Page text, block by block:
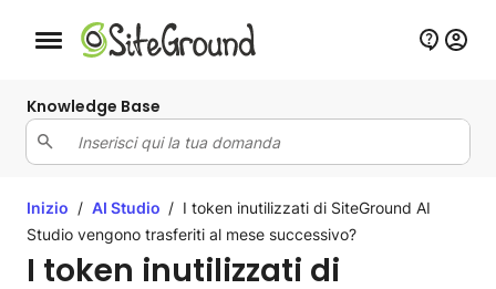
Bottone navigazione da mobile
Knowledge Base
Inizio / AI Studio / I token inutilizzati di SiteGround AI
Studio vengono trasferiti al mese successivo?
I token inutilizzati di